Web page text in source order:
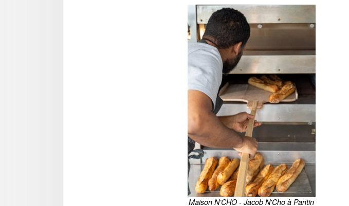
Maison N’CHO - Jacob N'Cho à Pantin